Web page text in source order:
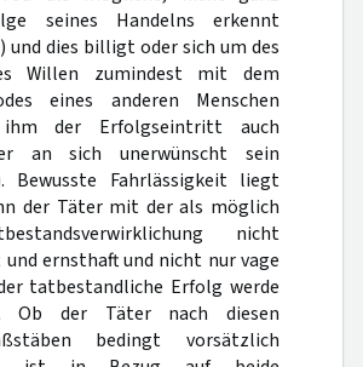
seines Handelns erkennt
und dies billigt oder sich um des
Willen zumindest mit dem
eines anderen Menschen
der Erfolgseintritt auch
an sich unerwünscht sein
Bewusste Fahrlässigkeit liegt
der Täter mit der als möglich
nicht
ernsthaft und nicht nur vage
tatbestandliche Erfolg werde
Ob der Täter nach diesen
bedingt vorsätzlich